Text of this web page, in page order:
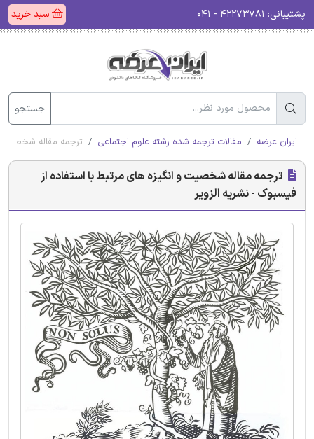
پشتیبانی: سبد خرید
جستجو
ایران عرضه مقالات ترجمه شده رشته علوم اجتماعی ترجمه مقاله شخصیت و
ترجمه مقاله شخصیت و انگیزه های مرتبط با استفاده از
فیسبوک - نشریه الزویر